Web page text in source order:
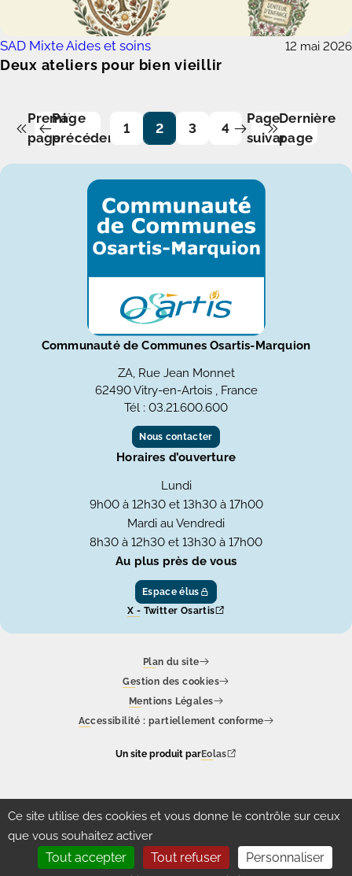
Ce site utilise des cookies et vous donne le contrôle sur ceux
que vous souhaitez activer
Tout accepter Tout refuser Personnaliser
Deux ateliers pour bien vieillir
SAD Mixte Aides et soins 12 mai 2026
Première
page
Page
précédente
1 2 3 4
Page
suivante
Dernière
page
Communauté de Communes Osartis-Marquion
ZA, Rue Jean Monnet
62490 Vitry-en-Artois , France
Tél : 03.21.600.600
Nous contacter
Horaires d’ouverture
Lundi
9h00 à 12h30 et 13h30 à 17h00
Mardi au Vendredi
8h30 à 12h30 et 13h30 à 17h00
Au plus près de vous
Espace élus
X - Twitter Osartis
Plan du site
Gestion des cookies
Mentions Légales
Accessibilité : partiellement conforme
Un site produit parEolas